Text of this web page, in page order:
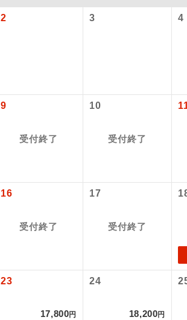
2 3 4
9
受付終了
10
受付終了
16
受付終了
17
受付終了
23
17,800円
24
18,200円
新コース